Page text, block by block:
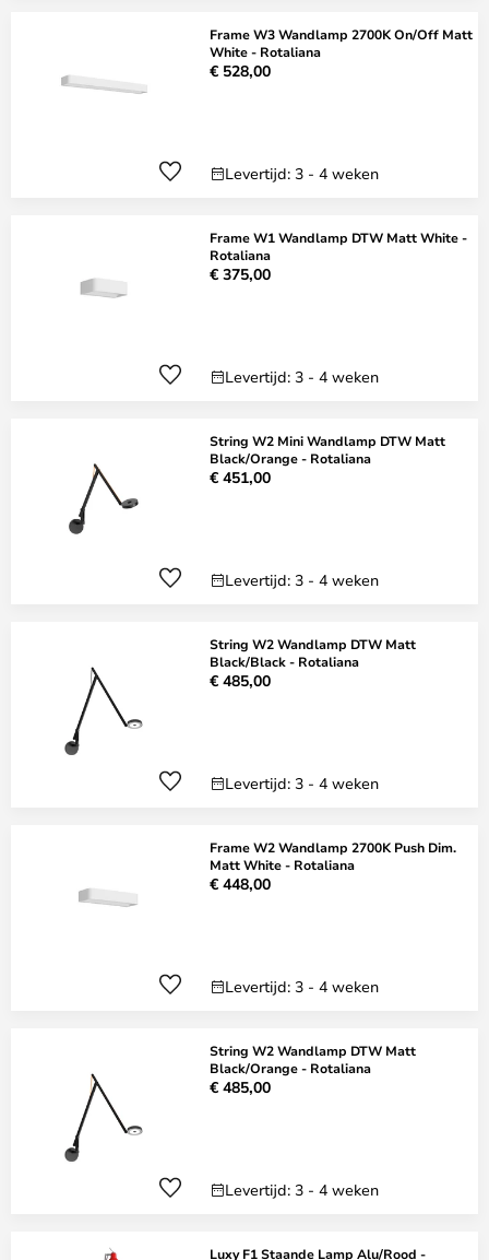
Frame W3 Wandlamp 2700K On/Off Matt
White - Rotaliana
€ 528,00
Levertijd: 3 - 4 weken
Frame W1 Wandlamp DTW Matt White -
Rotaliana
€ 375,00
Levertijd: 3 - 4 weken
String W2 Mini Wandlamp DTW Matt
Black/Orange - Rotaliana
€ 451,00
Levertijd: 3 - 4 weken
String W2 Wandlamp DTW Matt
Black/Black - Rotaliana
€ 485,00
Levertijd: 3 - 4 weken
Frame W2 Wandlamp 2700K Push Dim.
Matt White - Rotaliana
€ 448,00
Levertijd: 3 - 4 weken
String W2 Wandlamp DTW Matt
Black/Orange - Rotaliana
€ 485,00
Levertijd: 3 - 4 weken
Luxy F1 Staande Lamp Alu/Rood -